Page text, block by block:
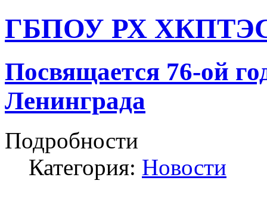
ГБПОУ РХ
Посвящается 76-ой
Ленинграда
Подробности
Категория: Новости